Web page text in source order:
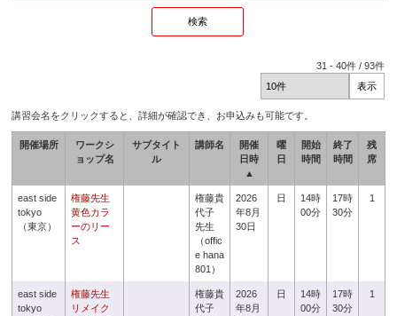
31 -40件 /93件
講習会名をクリックすると、詳細が確認でき、お申込みも可能です。
開催場所
ワークシ
ョップ名
サブタイト
ル
講師名
開催
日時
▲
曜
日
開始
時間
終了
時間
残
席
east side
tokyo
（東京）
権藤先生
黄色カラ
ーのリー
ス
権藤貴
代子
先生
（offic
e hana
801）
2026
年8月
30日
日
14時
00分
17時
30分
1
east side
tokyo
権藤先生
リメイク
権藤貴
代子
2026
年8月
日
14時
00分
17時
30分
1